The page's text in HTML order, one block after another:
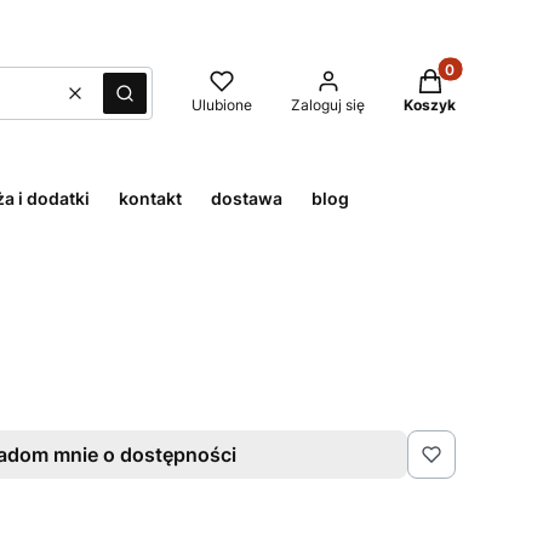
WyczyśćSzukaj Ulubione Zaloguj się
Produkty w
Koszyk
i dodatki kontakt dostawa blog
mnie o dostępności